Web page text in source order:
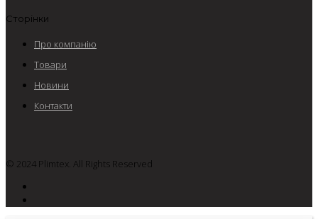
Сторінки
Про компанію
Товари
Новини
Контакти
© 2024 Plimtex. All Rights Reserved